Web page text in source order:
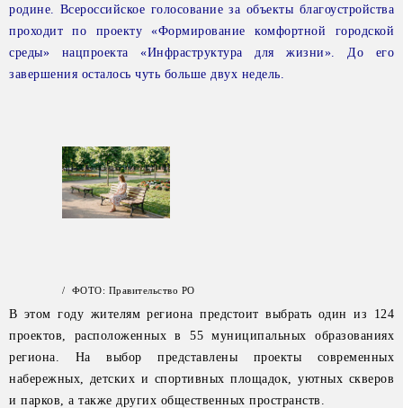
родине. Всероссийское голосование за объекты благоустройства
проходит по проекту «Формирование комфортной городской
среды» нацпроекта «Инфраструктура для жизни». До его
завершения осталось чуть больше двух недель.
/ ФОТО: Правительство РО
В этом году жителям региона предстоит выбрать один из 124
проектов, расположенных в 55 муниципальных образованиях
региона. На выбор представлены проекты современных
набережных, детских и спортивных площадок, уютных скверов
и парков, а также других общественных пространств.